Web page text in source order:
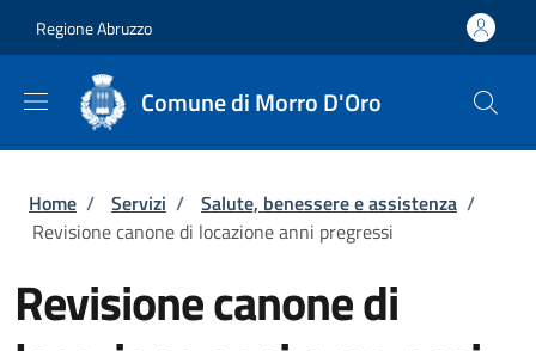
Regione Abruzzo
Comune di Morro D'Oro
Briciole di pane
Home / Servizi / Salute, benessere e assistenza /
Revisione canone di locazione anni pregressi
Revisione canone di